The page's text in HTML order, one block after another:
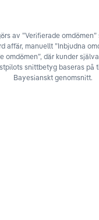
av ”Verifierade
affär, manuellt ”Inbjudna
omdömen”, där kunder
snittbetyg baseras på
Bayesianskt genomsnitt.